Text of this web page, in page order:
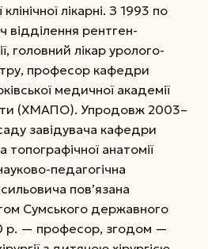
лікарні. З 1993 по
відділення рентген-
головний лікар уролого-
професор кафедри
медичної академії
(ХМАПО). Упродовж 2003–
завідувача кафедри
топографічної анатомії
педагогічна
пов’язана
Сумського державного
р. — професор, згодом —